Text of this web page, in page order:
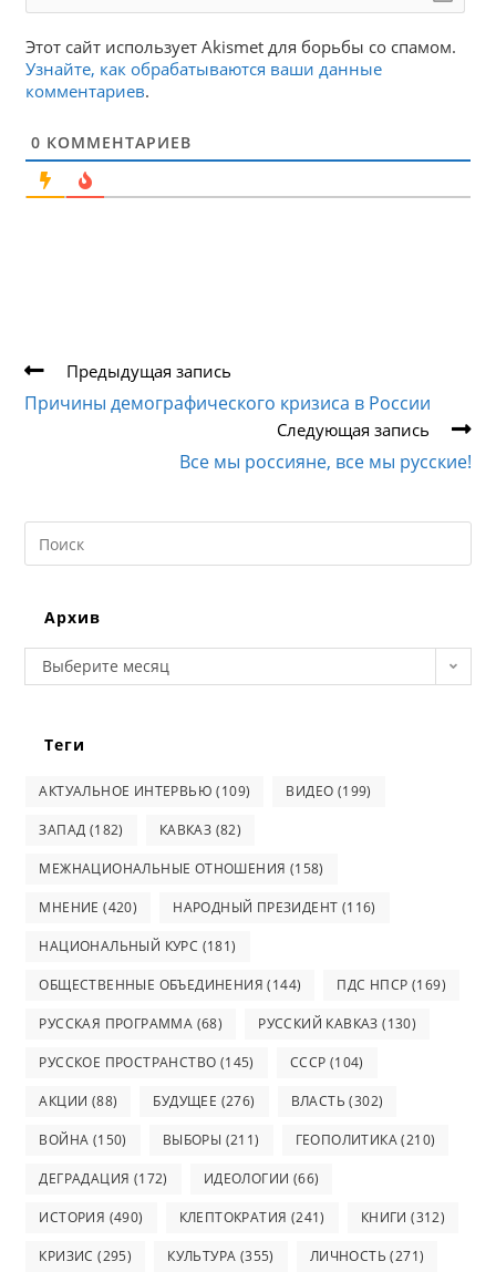
Этот сайт использует Akismet для борьбы со спамом.
Узнайте, как обрабатываются ваши данные
комментариев.
0 КОММЕНТАРИЕВ
Еще
статьи
Предыдущая запись
Причины демографического кризиса в России
Следующая запись
Все мы россияне, все мы русские!
Search
this
Архив
Архив
Выберите месяц
Теги
АКТУАЛЬНОЕ ИНТЕРВЬЮ (109) ВИДЕО (199)
ЗАПАД (182) КАВКАЗ (82)
МЕЖНАЦИОНАЛЬНЫЕ ОТНОШЕНИЯ (158)
МНЕНИЕ (420) НАРОДНЫЙ ПРЕЗИДЕНТ (116)
НАЦИОНАЛЬНЫЙ КУРС (181)
ОБЩЕСТВЕННЫЕ ОБЪЕДИНЕНИЯ (144) ПДС НПСР (169)
РУССКАЯ ПРОГРАММА (68) РУССКИЙ КАВКАЗ (130)
РУССКОЕ ПРОСТРАНСТВО (145) СССР (104)
АКЦИИ (88) БУДУЩЕЕ (276) ВЛАСТЬ (302)
ВОЙНА (150) ВЫБОРЫ (211) ГЕОПОЛИТИКА(210)
ДЕГРАДАЦИЯ (172) ИДЕОЛОГИИ (66)
ИСТОРИЯ (490) КЛЕПТОКРАТИЯ (241) КНИГИ (312)
КРИЗИС (295) КУЛЬТУРА (355) ЛИЧНОСТЬ (271)